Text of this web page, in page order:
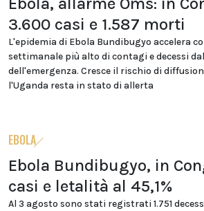
3.600 casi e 1.587 morti
L'epidemia di Ebola Bundibugyo accelera
settimanale più alto di contagi e decessi
dell'emergenza. Cresce il rischio di
l'Uganda resta in stato di allerta
EBOLA
Ebola Bundibugyo, in
casi e letalità al 45,1%
Al 3 agosto sono stati registrati 1.751